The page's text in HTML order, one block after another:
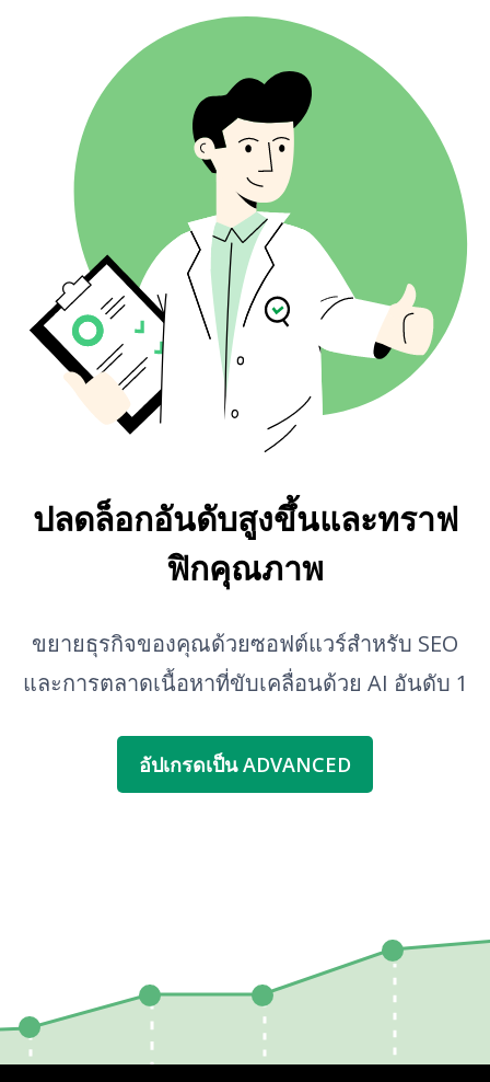
คีย์เวิร์ดที่เกี่ยวข้อง
คำถาม
ผู้คนยังถาม
เติมข้อความอัตโนมัติ
ตรวจครอบคลุมเว็บไซต์
แบ็กลิงก์ที่หายไป
แบ็กลิงก์ที่เสีย
การกระจายข้อความลิงก์
ตำแหน่งแบ็กลิงก์
โดเมนระดับบนสุดที่ลิงก์
ตรวจสอบแบ็กลิงก์จำนวนมาก
ทำให้ AI เป็นมนุษย์
ตัวเขียนบทความ AI ใหม่
แปลงประโยคใหม่
ตัวสร้างหัวข้อ AI
ตัวสร้างโครงร่าง AI
นักแปลภาษา
ดูตัวอย่าง Snippet
ตัวสร้างไอเดียโพสต์บล็อก
ธีม WordPress หลายแบบ
ปลดล็อกอันดับสูงขึ้นและทราฟ
ฟิกคุณภาพ
ขยายธุรกิจของคุณด้วยซอฟต์แวร์สำหรับ SEO
และการตลาดเนื้อหาที่ขับเคลื่อนด้วย AI อันดับ 1
อัปเกรดเป็น ADVANCED